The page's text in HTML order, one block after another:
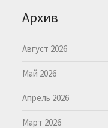
Архив
Август 2026
Май 2026
Апрель 2026
Март 2026